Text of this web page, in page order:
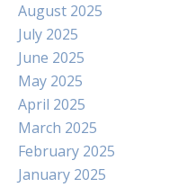
August 2025
July 2025
June 2025
May 2025
April 2025
March 2025
February 2025
January 2025